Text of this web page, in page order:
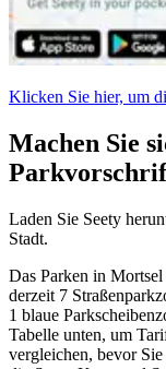
Klicken Sie hier, um
Machen Sie
Laden Sie Seety
Stadt.
Das Parken in
derzeit 7
1 blaue
Tabelle unten, um
vergleichen, bevor